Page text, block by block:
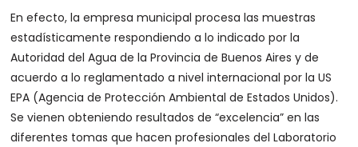
En efecto, la empresa municipal procesa las muestras
estadísticamente respondiendo a lo indicado por la
Autoridad del Agua de la Provincia de Buenos Aires y de
acuerdo a lo reglamentado a nivel internacional por la US
EPA (Agencia de Protección Ambiental de Estados Unidos).
Se vienen obteniendo resultados de “excelencia” en las
diferentes tomas que hacen profesionales del Laboratorio